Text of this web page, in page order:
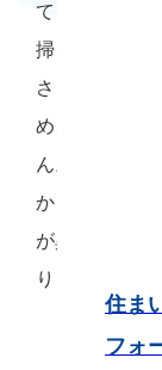
住ま
フォ
ても見過ごさ
掃をすること
さらに、夏の
め、作業をさ
ん。
かと言って清
が異物として
ります。